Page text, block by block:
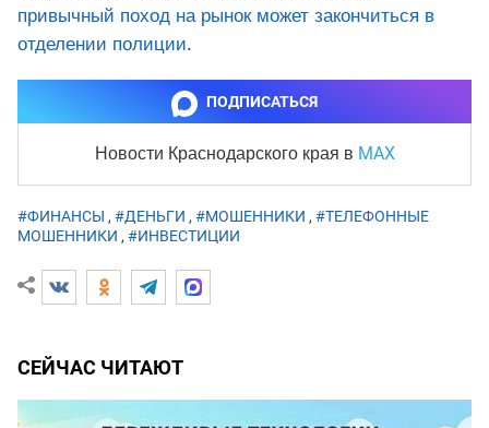
привычный поход на рынок может закончиться в
отделении полиции.
ПОДПИСАТЬСЯ
Новости Краснодарского края в MAX
#ФИНАНСЫ , #ДЕНЬГИ , #МОШЕННИКИ , #ТЕЛЕФОННЫЕ
МОШЕННИКИ , #ИНВЕСТИЦИИ
СЕЙЧАС ЧИТАЮТ